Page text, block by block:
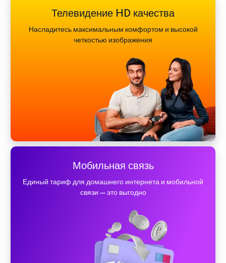
Телевидение HD качества
Насладитесь максимальным комфортом и высокой
четкостью изображения
Мобильная связь
Единый тариф для домашнего интернета и мобильной
связи — это выгодно